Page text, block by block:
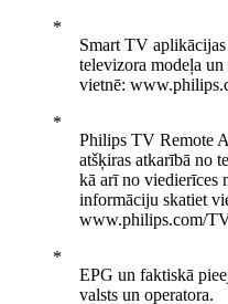
Smart TV
televizora modeļa
vietnē:
Philips TV Remote
atšķiras atkarībā no
kā arī no viedierīces
informāciju skatiet
www.philips.com/
EPG un faktiskā
valsts un operatora.